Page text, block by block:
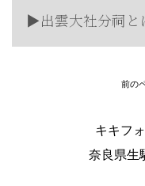
▶︎出雲大社分祠と
前の
キキフ
奈良県生